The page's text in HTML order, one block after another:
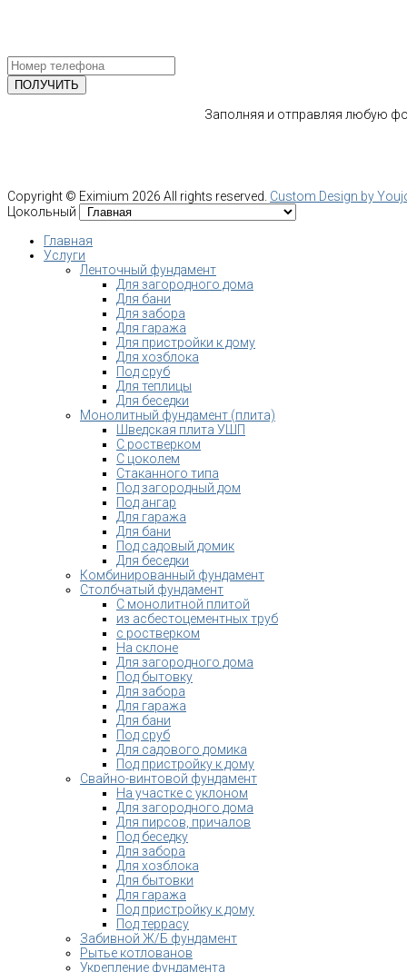
Заполняя и отправляя любую
Copyright © Eximium 2026 All rights reserved. Custom Design by
Цокольный
Главная
Услуги
Ленточный фундамент
Для загородного дома
Для бани
Для забора
Для гаража
Для пристройки к дому
Для хозблока
Под сруб
Для теплицы
Для беседки
Монолитный фундамент (плита)
Шведская плита УШП
С ростверком
С цоколем
Стаканного типа
Под загородный дом
Под ангар
Для гаража
Для бани
Под садовый домик
Для беседки
Комбинированный фундамент
Столбчатый фундамент
С монолитной плитой
из асбестоцементных труб
с ростверком
На склоне
Для загородного дома
Под бытовку
Для забора
Для гаража
Для бани
Под сруб
Для садового домика
Под пристройку к дому
Свайно-винтовой фундамент
На участке с уклоном
Для загородного дома
Для пирсов, причалов
Под беседку
Для забора
Для хозблока
Для бытовки
Для гаража
Под пристройку к дому
Под террасу
Забивной Ж/Б фундамент
Рытье котлованов
Укрепление фундамента